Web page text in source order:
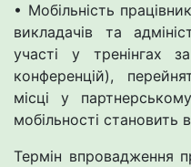
• Мобільність
викладачів та
участі у тренінгах
конференцій),
місці у
мобільності становить
Термін впровадження